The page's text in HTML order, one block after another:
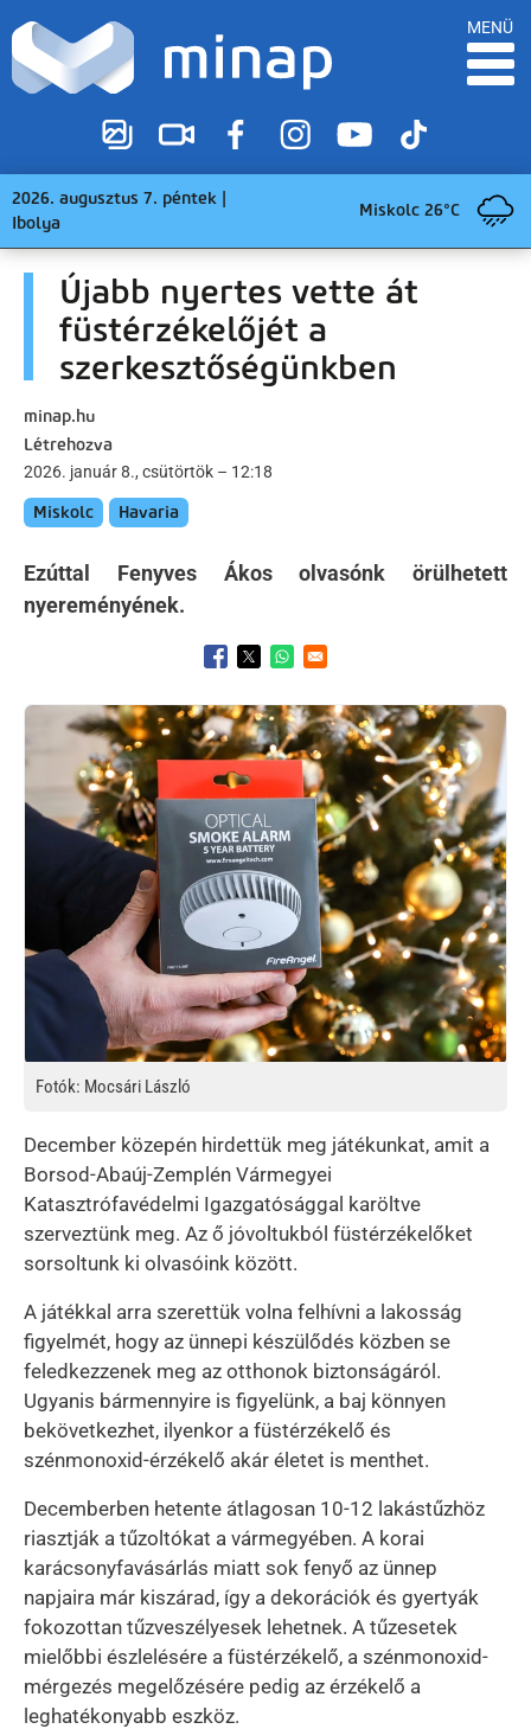
MENÜ
2026. augusztus 7. péntek |
Ibolya
Miskolc 26°C
Újabb nyertes vette át
füstérzékelőjét a
szerkesztőségünkben
minap.hu
Létrehozva
2026. január 8., csütörtök – 12:18
Miskolc Havaria
Ezúttal Fenyves Ákos olvasónk örülhetett
nyereményének.
Opens in a new window
Opens in a new window
Opens in a new window
Kép
Fotók: Mocsári László
December közepén hirdettük meg játékunkat, amit a
Borsod-Abaúj-Zemplén Vármegyei
Katasztrófavédelmi Igazgatósággal karöltve
szerveztünk meg. Az ő jóvoltukból füstérzékelőket
sorsoltunk ki olvasóink között.
A játékkal arra szerettük volna felhívni a lakosság
figyelmét, hogy az ünnepi készülődés közben se
feledkezzenek meg az otthonok biztonságáról.
Ugyanis bármennyire is figyelünk, a baj könnyen
bekövetkezhet, ilyenkor a füstérzékelő és
szénmonoxid-érzékelő akár életet is menthet.
Decemberben hetente átlagosan 10-12 lakástűzhöz
riasztják a tűzoltókat a vármegyében. A korai
karácsonyfavásárlás miatt sok fenyő az ünnep
napjaira már kiszárad, így a dekorációk és gyertyák
fokozottan tűzveszélyesek lehetnek. A tűzesetek
mielőbbi észlelésére a füstérzékelő, a szénmonoxid-
mérgezés megelőzésére pedig az érzékelő a
leghatékonyabb eszköz.